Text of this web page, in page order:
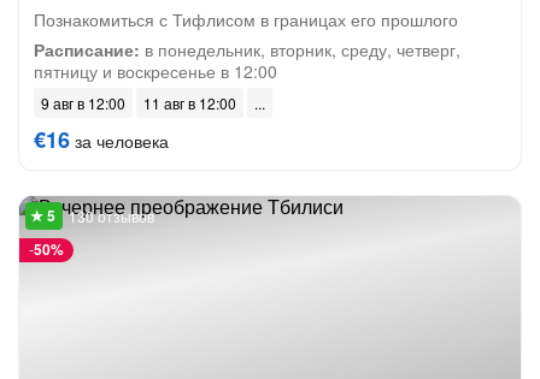
Познакомиться с Тифлисом в границах его прошлого
Расписание: в понедельник, вторник, среду, четверг,
пятницу и воскресенье в 12:00
9 авг в 12:00 11 авг в 12:00
€16 за человека
-50%
130 отзывов